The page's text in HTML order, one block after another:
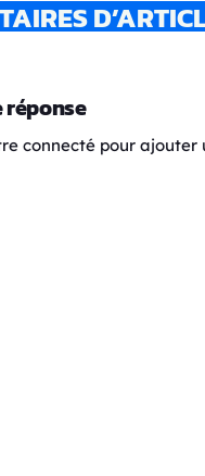
réponse
connecté pour ajouter